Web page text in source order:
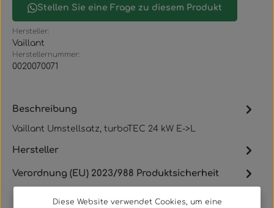
Stellen Sie eine Frage zu diesem Produkt
Hersteller:
Vaillant
Herstellernummer:
0020070071
Beschreibung
Vaillant Umstellsatz, turboTEC 24 kW E->L
Hersteller
Verordnung (EU) 2023/988 Produktsicherheit
Diese Website verwendet Cookies, um eine